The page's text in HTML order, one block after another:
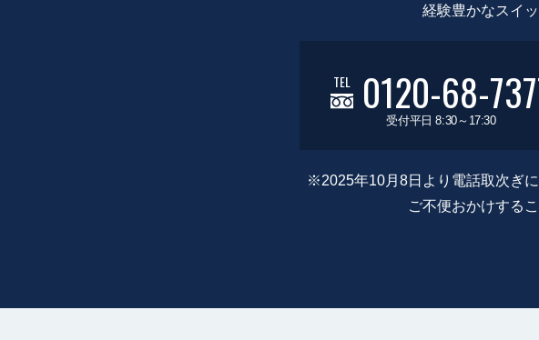
経験豊かなスイ
TEL 0120-68-
受付平日 8:30～17:30
※2025年10月8日より電話取次ぎ
ご不便おかけする